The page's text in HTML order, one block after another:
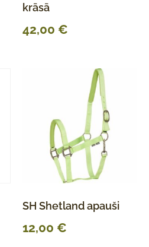
krāsā
42,00 €
SH Shetland apauši
12,00 €